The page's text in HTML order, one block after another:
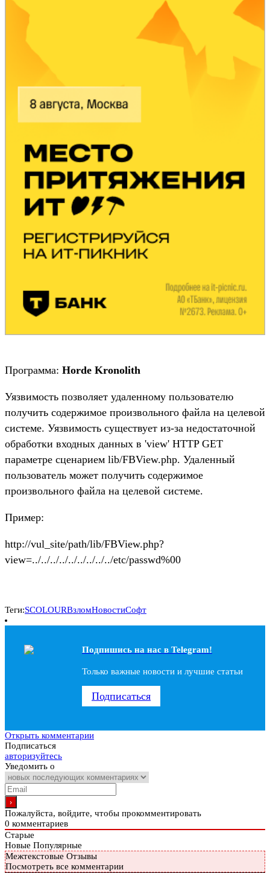
Программа: Horde Kronolith
Уязвимость позволяет удаленному пользователю
получить содержимое произвольного файла на целевой
системе. Уязвимость существует из-за недостаточной
обработки входных данных в 'view' HTTP GET
параметре сценарием lib/FBView.php. Удаленный
пользователь может получить содержимое
произвольного файла на целевой системе.
Пример:
http://vul_site/path/lib/FBView.php?
view=../../../../../../../../../etc/passwd%00
Теги:SCOLOURВзломНовостиСофт
Подпишись на наc в Telegram!
Только важные новости и лучшие статьи
Подписаться
Открыть комментарии
Подписаться
авторизуйтесь
Уведомить о
Пожалуйста, войдите, чтобы прокомментировать
0 комментариев
Старые
Новые Популярные
Межтекстовые Отзывы
Посмотреть все комментарии